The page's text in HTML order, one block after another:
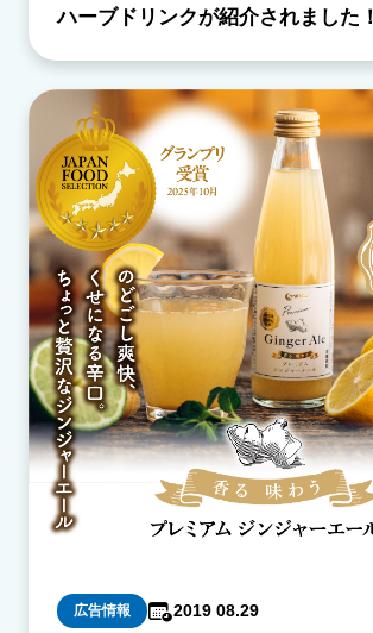
ハーブドリンクが紹介されました！
広告情報 2019 08.29